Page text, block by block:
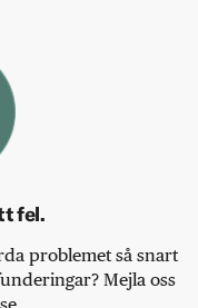
fel.
problemet så snart
Mejla oss